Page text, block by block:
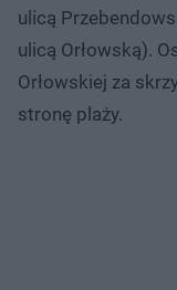
ulicą
ulicą Orłowską).
Orłowskiej za
stronę plaży.